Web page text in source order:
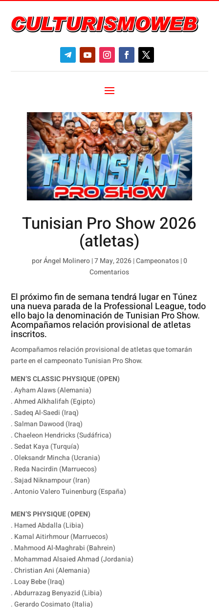
Tunisian Pro Show 2026
(atletas)
porÁngel Molinero|7 May, 2026|Campeonatos|0
Comentarios
El próximo fin de semana tendrá lugar en Túnez
una nueva parada de la Professional League, todo
ello bajo la denominación de Tunisian Pro Show.
Acompañamos relación provisional de atletas
inscritos.
Acompañamos relación provisional de atletas que tomarán
parte en el campeonato Tunisian Pro Show.
MEN’S CLASSIC PHYSIQUE (OPEN)
. Ayham Alaws (Alemania)
. Ahmed Alkhalifah (Egipto)
. Sadeq Al-Saedi (Iraq)
. Salman Dawood (Iraq)
. Chaeleon Hendricks (Sudáfrica)
. Sedat Kaya (Turquía)
. Oleksandr Mincha (Ucrania)
. Reda Nacirdin (Marruecos)
. Sajad Niknampour (Iran)
. Antonio Valero Tuinenburg (España)
MEN’S PHYSIQUE (OPEN)
. Hamed Abdalla (Libia)
. Kamal Aitirhmour (Marruecos)
. Mahmood Al-Maghrabi (Bahrein)
. Mohammad Alsaied Ahmad (Jordania)
. Christian Ani (Alemania)
. Loay Bebe (Iraq)
. Abdurrazag Benyazid (Libia)
. Gerardo Cosimato (Italia)